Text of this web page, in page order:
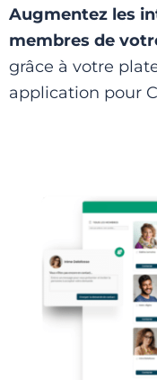
Augmentez les
membres de
grâce à votre
application pour